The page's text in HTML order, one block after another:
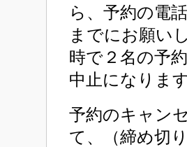
ら、予約の電
までにお願い
時で２名の予
中止になります
予約のキャン
て、（締め切